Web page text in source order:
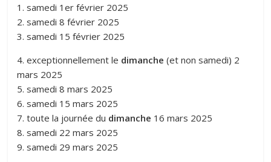
1. samedi 1er février 2025
2. samedi 8 février 2025
3. samedi 15 février 2025
4. exceptionnellement le dimanche (et non samedi) 2
mars 2025
5. samedi 8 mars 2025
6. samedi 15 mars 2025
7. toute la journée du dimanche 16 mars 2025
8. samedi 22 mars 2025
9. samedi 29 mars 2025